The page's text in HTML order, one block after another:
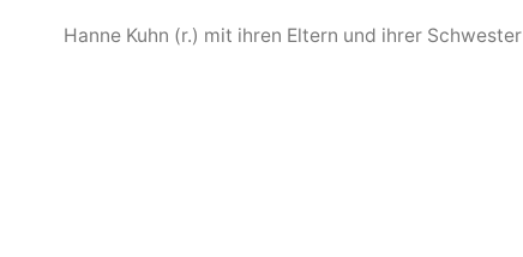
Hanne Kuhn (r.) mit ihren Eltern und ihrer Schwester